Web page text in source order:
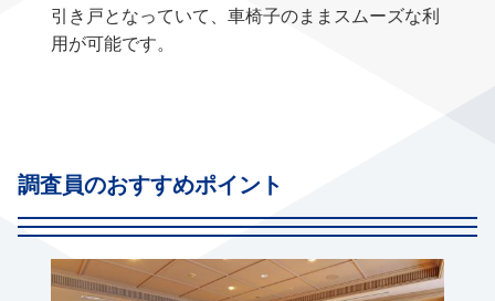
引き戸となっていて、車椅子のままスムーズな利
用が可能です。
調査員のおすすめポイント